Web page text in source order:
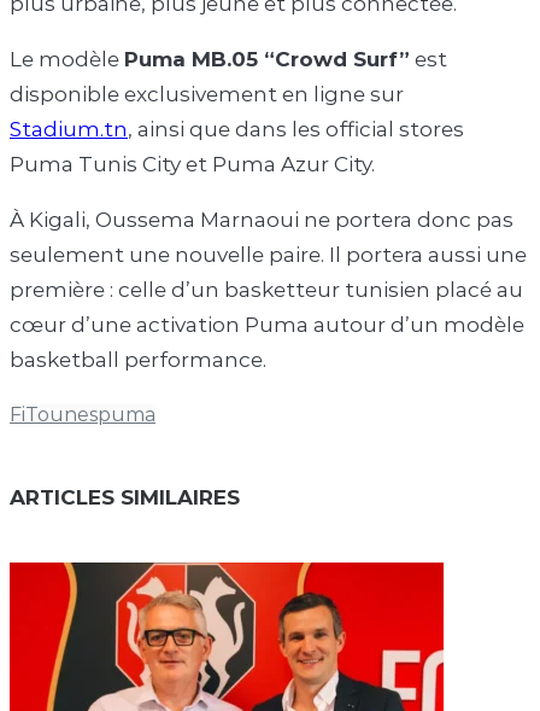
Le modèle Puma MB.05 “Crowd Surf” est
disponible exclusivement en ligne sur
Stadium.tn, ainsi que dans les official stores
Puma Tunis City et Puma Azur City.
À Kigali, Oussema Marnaoui ne portera donc pas
seulement une nouvelle paire. Il portera aussi une
première : celle d’un basketteur tunisien placé au
cœur d’une activation Puma autour d’un modèle
basketball performance.
FiTounespuma
ARTICLES SIMILAIRES